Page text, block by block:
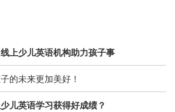
上少儿英语机构助力孩子事
的未来更加美好！
儿英语学习获得好成绩？